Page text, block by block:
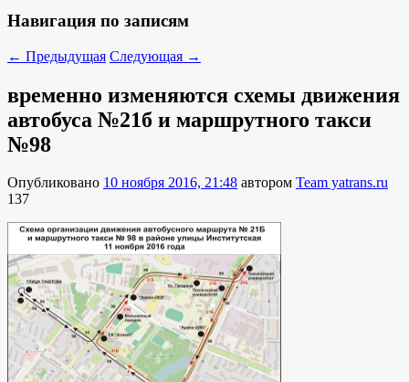
Навигация по записям
← Предыдущая Следующая →
временно изменяются схемы движения
автобуса №21б и маршрутного такси
№98
Опубликовано 10 ноября 2016, 21:48 автором Team yatrans.ru
137